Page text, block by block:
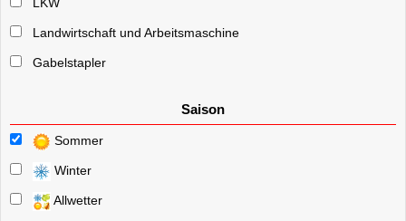
Landwirtschaft und Arbeitsmaschine
Gabelstapler
Saison
Sommer
Winter
Allwetter